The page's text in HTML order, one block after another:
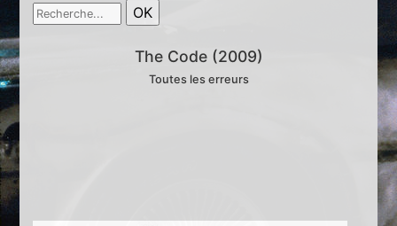
The Code (2009)
Toutes les erreurs